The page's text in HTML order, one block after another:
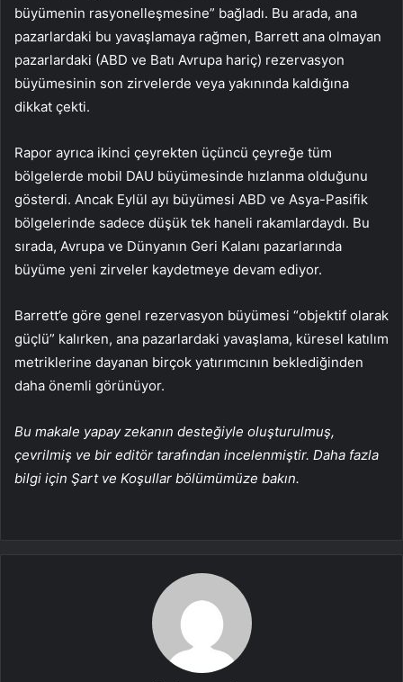
büyümenin rasyonelleşmesine” bağladı. Bu arada, ana
pazarlardaki bu yavaşlamaya rağmen, Barrett ana olmayan
pazarlardaki (ABD ve Batı Avrupa hariç) rezervasyon
büyümesinin son zirvelerde veya yakınında kaldığına
dikkat çekti.
Rapor ayrıca ikinci çeyrekten üçüncü çeyreğe tüm
bölgelerde mobil DAU büyümesinde hızlanma olduğunu
gösterdi. Ancak Eylül ayı büyümesi ABD ve Asya-Pasifik
bölgelerinde sadece düşük tek haneli rakamlardaydı. Bu
sırada, Avrupa ve Dünyanın Geri Kalanı pazarlarında
büyüme yeni zirveler kaydetmeye devam ediyor.
Barrett’e göre genel rezervasyon büyümesi “objektif olarak
güçlü” kalırken, ana pazarlardaki yavaşlama, küresel katılım
metriklerine dayanan birçok yatırımcının beklediğinden
daha önemli görünüyor.
Bu makale yapay zekanın desteğiyle oluşturulmuş,
çevrilmiş ve bir editör tarafından incelenmiştir. Daha fazla
bilgi için Şart ve Koşullar bölümümüze bakın.